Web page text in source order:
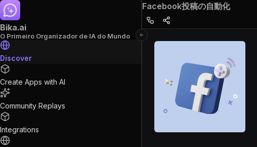
Bika.ai
O Primeiro Organizador de IA do Mundo
Discover
Create Apps with AI
Community Replays
Integrations
Facebook投稿の自動化